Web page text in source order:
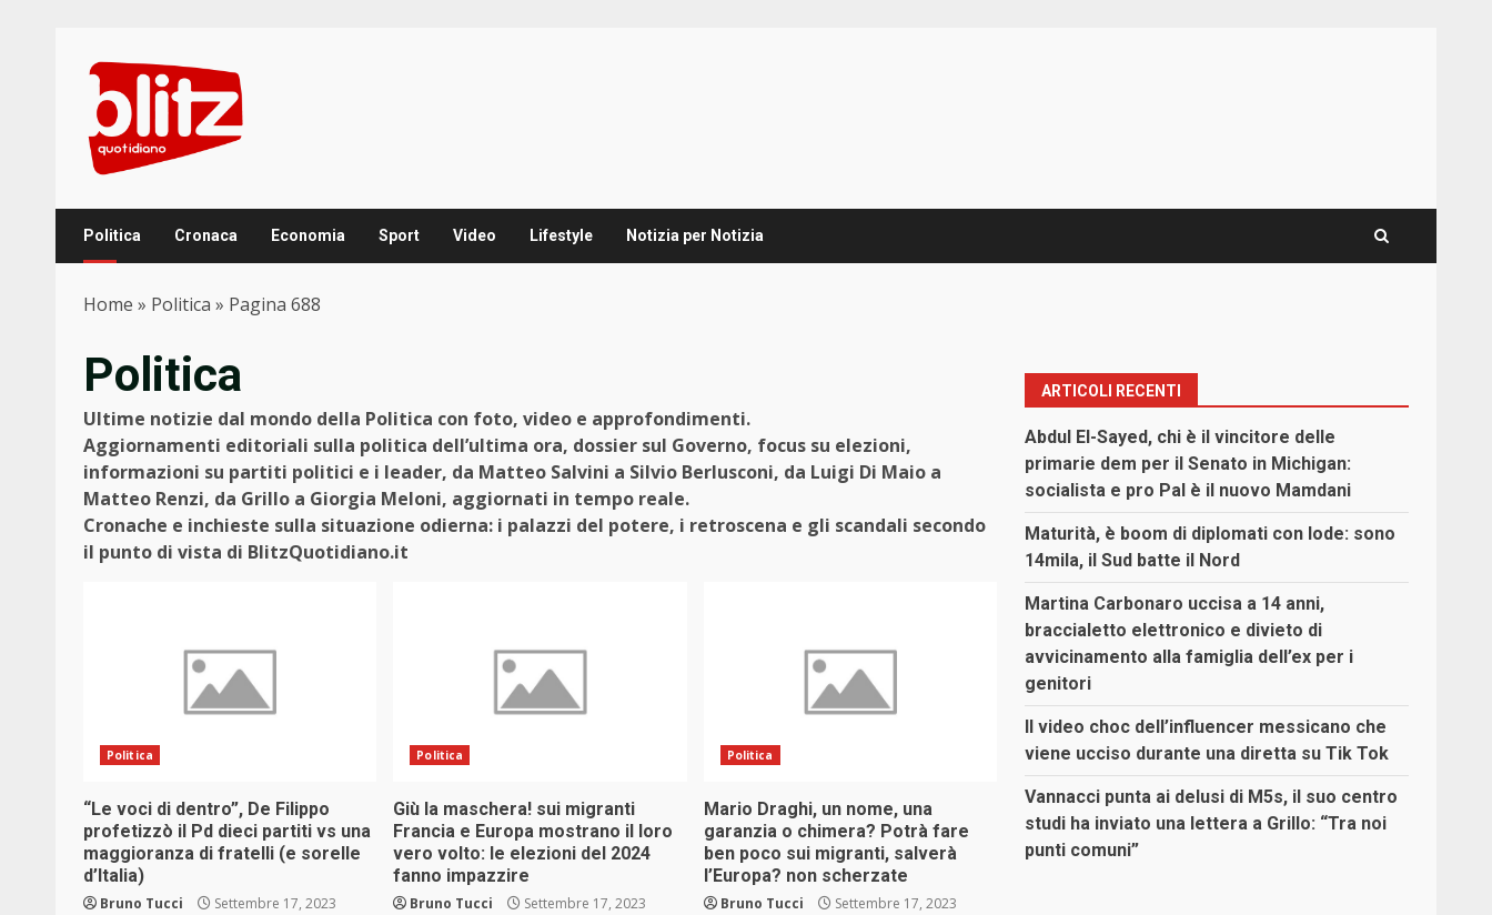
content
Politica Cronaca Economia Sport Video Lifestyle Notizia per Notizia
Home » Politica » Pagina 688
Politica
Ultime notizie dal mondo della Politica con foto, video e approfondimenti.
Aggiornamenti editoriali sulla politica dell’ultima ora, dossier sul Governo, focus su elezioni,
informazioni su partiti politici e i leader, da Matteo Salvini a Silvio Berlusconi, da Luigi Di Maio a
Matteo Renzi, da Grillo a Giorgia Meloni, aggiornati in tempo reale.
Cronache e inchieste sulla situazione odierna: i palazzi del potere, i retroscena e gli scandali secondo
il punto di vista di BlitzQuotidiano.it
Politica
“Le voci di dentro”, De Filippo
profetizzò il Pd dieci partiti vs una
maggioranza di fratelli (e sorelle
d’Italia)
Bruno Tucci Settembre 17, 2023
Politica
Giù la maschera! sui migranti
Francia e Europa mostrano il loro
vero volto: le elezioni del 2024
fanno impazzire
Bruno Tucci Settembre 17, 2023
Politica
Mario Draghi, un nome, una
garanzia o chimera? Potrà fare
ben poco sui migranti, salverà
l’Europa? non scherzate
Bruno Tucci Settembre 17, 2023
ARTICOLI RECENTI
Abdul El-Sayed, chi è il vincitore delle
primarie dem per il Senato in Michigan:
socialista e pro Pal è il nuovo Mamdani
Maturità, è boom di diplomati con lode: sono
14mila, il Sud batte il Nord
Martina Carbonaro uccisa a 14 anni,
braccialetto elettronico e divieto di
avvicinamento alla famiglia dell’ex per i
genitori
Il video choc dell’influencer messicano che
viene ucciso durante una diretta su Tik Tok
Vannacci punta ai delusi di M5s, il suo centro
studi ha inviato una lettera a Grillo: “Tra noi
punti comuni”